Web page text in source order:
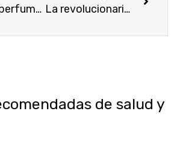
El mejor perfume unisex Alyssa Ashley White Musk La revolucionaria crema para el contorno de ojos
de salud y